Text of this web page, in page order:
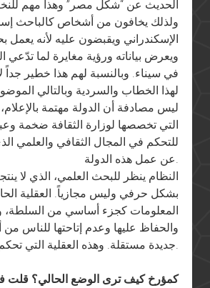
الحديث عن “شكل مصر” وهذا مهم
ولذلك يخافون من أشخاص كالباحث
الإسكندراني ويقبضون عليه لأنه يعمل
ويعرض بياناته ورؤية مغايرة لما تدّعي
في سيناء. وبالنسبة لهم هذا خطير جداً
لهذا الخطاب والسردية وبالتالي
ليس مصادفة أن الدولة مهتمة بالإعلام،
التي تخصصها لوزارة الثقافة ضخمة
للتحكم في المجال الثقافي والعلمي
النظام ينظر للبحث العلمي، الذي لا
بشكل حرفي وليس مجازياً. العقلية
المعلومات كجزء أساسي من السلطة،
والحفاظ عليها وعدم إتاحتها للناس من